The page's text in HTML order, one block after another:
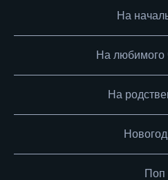
На
На любимого
На
Поп